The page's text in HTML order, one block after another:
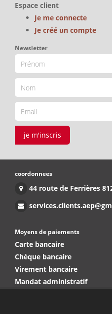
Espace client
Je me connecte
Je créé un compte
Newsletter
je m'inscris
coordonnees
44 route de Ferrières
Moyens de paiements
Carte bancaire
Chèque bancaire
Virement bancaire
Mandat administratif